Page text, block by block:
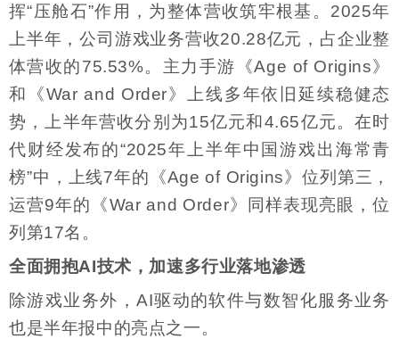
挥“压舱石”作用，为整体营收筑牢根基。2025年
上半年，公司游戏业务营收20.28亿元，占企业整
体营收的75.53%。主力手游《Age of Origins》
和《War and Order》上线多年依旧延续稳健态
势，上半年营收分别为15亿元和4.65亿元。在时
代财经发布的“2025年上半年中国游戏出海常青
榜”中，上线7年的《Age of Origins》位列第三，
运营9年的《War and Order》同样表现亮眼，位
列第17名。
全面拥抱AI技术，加速多行业落地渗透
除游戏业务外，AI驱动的软件与数智化服务业务
也是半年报中的亮点之一。